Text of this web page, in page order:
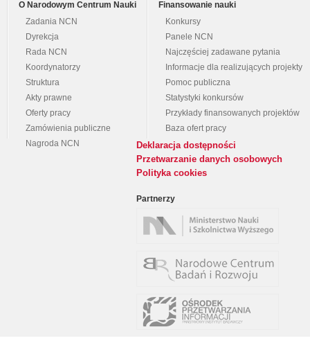
O Narodowym Centrum Nauki
Zadania NCN
Dyrekcja
Rada NCN
Koordynatorzy
Struktura
Akty prawne
Oferty pracy
Zamówienia publiczne
Nagroda NCN
Finansowanie nauki
Konkursy
Panele NCN
Najczęściej zadawane pytania
Informacje dla realizujących projekty
Pomoc publiczna
Statystyki konkursów
Przykłady finansowanych projektów
Baza ofert pracy
Deklaracja dostępności
Przetwarzanie danych osobowych
Polityka cookies
Partnerzy